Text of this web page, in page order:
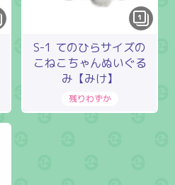
1
S-1 てのひらサイズの
こねこちゃんぬいぐる
み【みけ】